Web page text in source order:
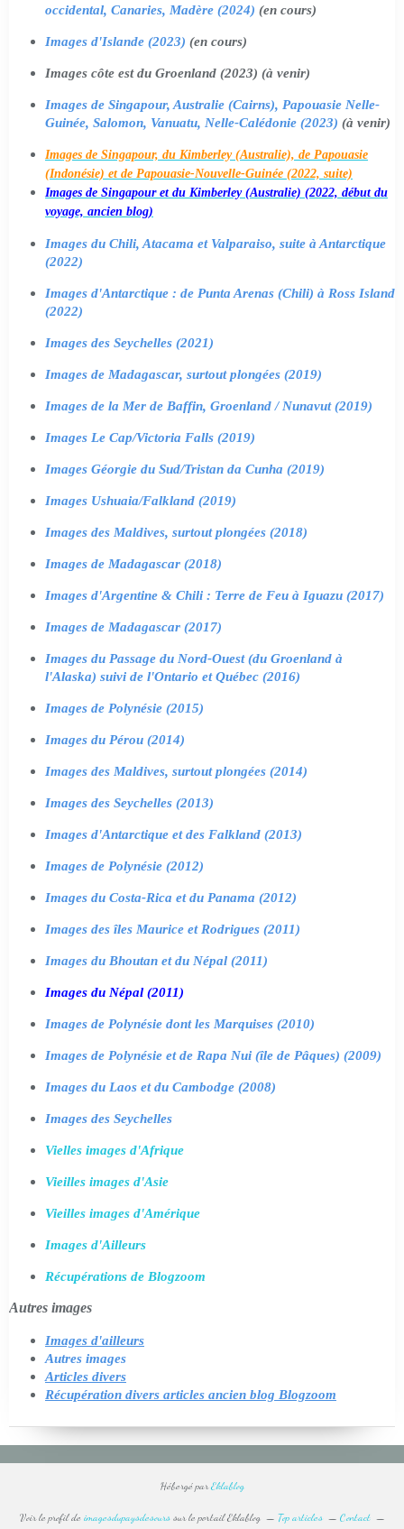
occidental, Canaries, Madère (2024) (en cours)
Images d'Islande (2023) (en cours)
Images côte est du Groenland (2023) (à venir)
Images de Singapour, Australie (Cairns), Papouasie Nelle-
Guinée, Salomon, Vanuatu, Nelle-Calédonie (2023) (à venir)
Images de Singapour, du Kimberley (Australie), de Papouasie
(Indonésie) et de Papouasie-Nouvelle-Guinée (2022, suite)
Images de Singapour et du Kimberley (Australie) (2022, début du
voyage, ancien blog)
Images du Chili, Atacama et Valparaiso, suite à Antarctique
(2022)
Images d'Antarctique : de Punta Arenas (Chili) à Ross Island
(2022)
Images des Seychelles (2021)
Images de Madagascar, surtout plongées (2019)
Images de la Mer de Baffin, Groenland / Nunavut (2019)
Images Le Cap/Victoria Falls (2019)
Images Géorgie du Sud/Tristan da Cunha (2019)
Images Ushuaia/Falkland (2019)
Images des Maldives, surtout plongées (2018)
Images de Madagascar (2018)
Images d'Argentine & Chili : Terre de Feu à Iguazu (2017)
Images de Madagascar (2017)
Images du Passage du Nord-Ouest (du Groenland à
l'Alaska) suivi de l'Ontario et Québec (2016)
Images de Polynésie (2015)
Images du Pérou (2014)
Images des Maldives, surtout plongées (2014)
Images des Seychelles (2013)
Images d'Antarctique et des Falkland (2013)
Images de Polynésie (2012)
Images du Costa-Rica et du Panama (2012)
Images des îles Maurice et Rodrigues (2011)
Images du Bhoutan et du Népal (2011)
Images du Népal (2011)
Images de Polynésie dont les Marquises (2010)
Images de Polynésie et de Rapa Nui (île de Pâques) (2009)
Images du Laos et du Cambodge (2008)
Images des Seychelles
Vielles images d'Afrique
Vieilles images d'Asie
Vieilles images d'Amérique
Images d'Ailleurs
Récupérations de Blogzoom
Autres images
Images d'ailleurs
Autres images
Articles divers
Récupération divers articles ancien blog Blogzoom
Hébergé parEklablog
Voir le profil de imagesdupaysdesourssur le portail Eklablog Top articles
Contact